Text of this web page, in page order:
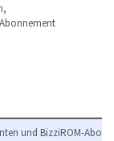
und BizziROM-